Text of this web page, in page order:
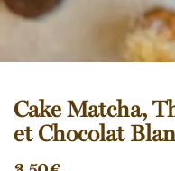
Cake Matcha,
et Chocolat